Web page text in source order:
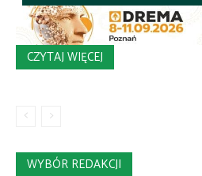
CZYTAJ WIĘCEJ
WYBÓR REDAKCJI